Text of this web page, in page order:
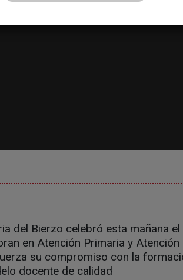
del Bierzo celebró esta mañana
en Atención Primaria y
su compromiso con la
docente de calidad